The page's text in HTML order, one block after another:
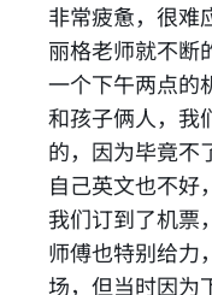
非常疲惫，很难
丽格老师就不断
一个下午两点的
和孩子俩人，我
的，因为毕竟不
自己英文也不好
我们订到了机票
师傅也特别给力
场，但当时因为